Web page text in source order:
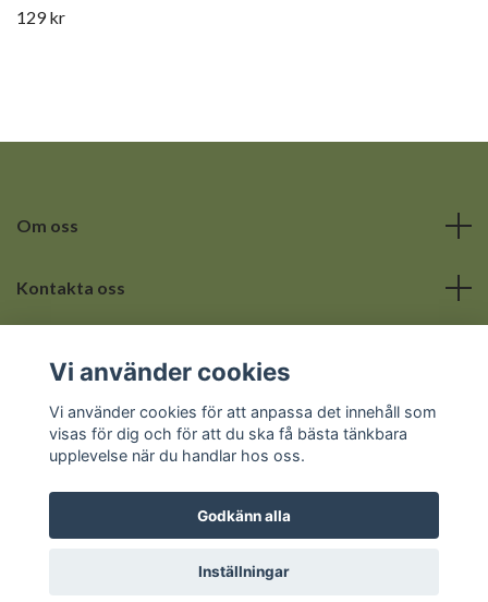
129 kr
Om oss
Kontakta oss
Sociala medier
© 2026 Hemmets lilla hörna
Vi använder cookies
Vi använder cookies för att anpassa det innehåll som
visas för dig och för att du ska få bästa tänkbara
upplevelse när du handlar hos oss.
Godkänn alla
Inställningar